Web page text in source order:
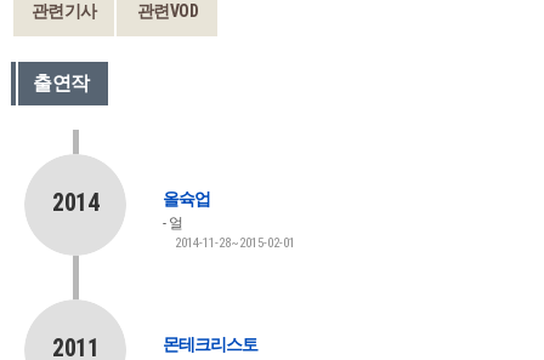
관련기사 관련VOD
출연작
2014 올슉업
얼
2014-11-28~2015-02-01
2011 몬테크리스토